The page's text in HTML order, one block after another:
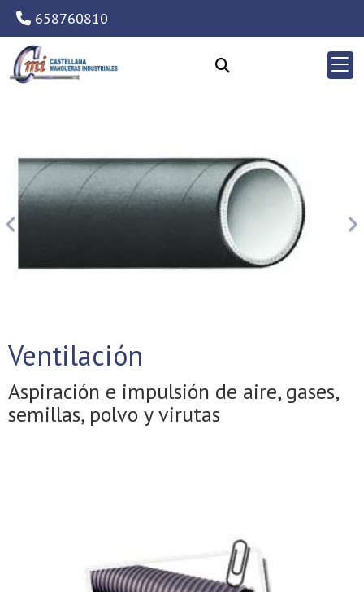
658760810
Ventilación
Aspiración e impulsión de aire, gases,
semillas, polvo y virutas